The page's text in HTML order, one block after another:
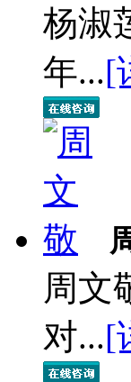
杨淑
年...[
周文
对...[